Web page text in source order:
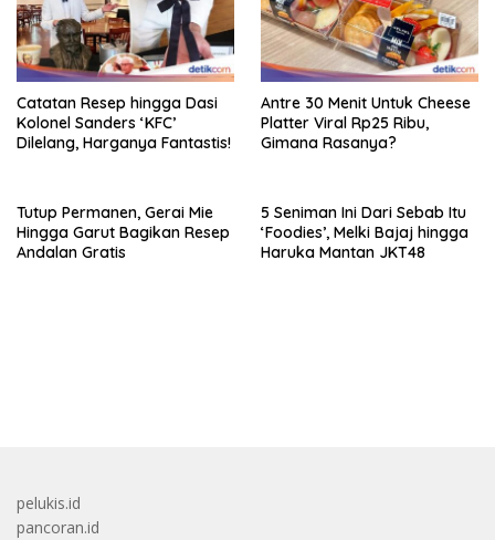
Catatan Resep hingga Dasi
Kolonel Sanders ‘KFC’
Dilelang, Harganya Fantastis!
Antre 30 Menit Untuk Cheese
Platter Viral Rp25 Ribu,
Gimana Rasanya?
Tutup Permanen, Gerai Mie
Hingga Garut Bagikan Resep
Andalan Gratis
5 Seniman Ini Dari Sebab Itu
‘Foodies’, Melki Bajaj hingga
Haruka Mantan JKT48
pelukis.id
pancoran.id